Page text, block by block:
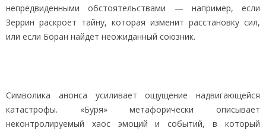
непредвиденными обстоятельствами — например, если
Зеррин раскроет тайну, которая изменит расстановку сил,
или если Боран найдёт неожиданный союзник.
Символика анонса усиливает ощущение надвигающейся
катастрофы. «Буря» метафорически описывает
неконтролируемый хаос эмоций и событий, в который